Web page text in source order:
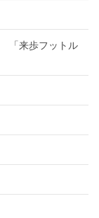
「来歩フットル